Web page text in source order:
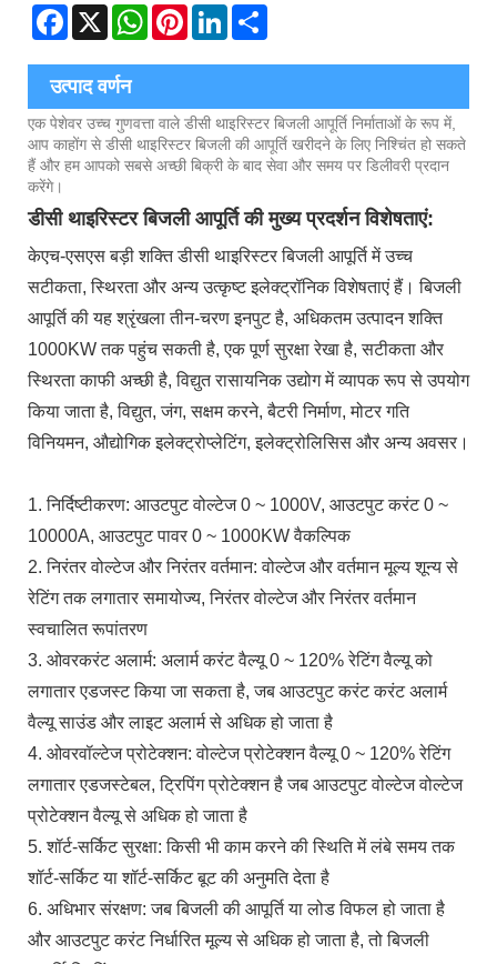
Facebook
X WhatsAppPinterestLinkedIn
उत्पाद वर्णन
एक पेशेवर उच्च गुणवत्ता वाले डीसी थाइरिस्टर बिजली आपूर्ति निर्माताओं के रूप में,
आप काहोंग से डीसी थाइरिस्टर बिजली की आपूर्ति खरीदने के लिए निश्चिंत हो सकते
हैं और हम आपको सबसे अच्छी बिक्री के बाद सेवा और समय पर डिलीवरी प्रदान
करेंगे।
डीसी थाइरिस्टर बिजली आपूर्ति की मुख्य प्रदर्शन विशेषताएं:
केएच-एसएस बड़ी शक्ति डीसी थाइरिस्टर बिजली आपूर्ति में उच्च
सटीकता, स्थिरता और अन्य उत्कृष्ट इलेक्ट्रॉनिक विशेषताएं हैं। बिजली
आपूर्ति की यह श्रृंखला तीन-चरण इनपुट है, अधिकतम उत्पादन शक्ति
1000KW तक पहुंच सकती है, एक पूर्ण सुरक्षा रेखा है, सटीकता और
स्थिरता काफी अच्छी है, विद्युत रासायनिक उद्योग में व्यापक रूप से उपयोग
किया जाता है, विद्युत, जंग, सक्षम करने, बैटरी निर्माण, मोटर गति
विनियमन, औद्योगिक इलेक्ट्रोप्लेटिंग, इलेक्ट्रोलिसिस और अन्य अवसर।
1. निर्दिष्टीकरण: आउटपुट वोल्टेज 0 ~ 1000V, आउटपुट करंट 0 ~
10000A, आउटपुट पावर 0 ~ 1000KW वैकल्पिक
2. निरंतर वोल्टेज और निरंतर वर्तमान: वोल्टेज और वर्तमान मूल्य शून्य से
रेटिंग तक लगातार समायोज्य, निरंतर वोल्टेज और निरंतर वर्तमान
स्वचालित रूपांतरण
3. ओवरकरंट अलार्म: अलार्म करंट वैल्यू 0 ~ 120% रेटिंग वैल्यू को
लगातार एडजस्ट किया जा सकता है, जब आउटपुट करंट करंट अलार्म
वैल्यू साउंड और लाइट अलार्म से अधिक हो जाता है
4. ओवरवॉल्टेज प्रोटेक्शन: वोल्टेज प्रोटेक्शन वैल्यू 0 ~ 120% रेटिंग
लगातार एडजस्टेबल, ट्रिपिंग प्रोटेक्शन है जब आउटपुट वोल्टेज वोल्टेज
प्रोटेक्शन वैल्यू से अधिक हो जाता है
5. शॉर्ट-सर्किट सुरक्षा: किसी भी काम करने की स्थिति में लंबे समय तक
शॉर्ट-सर्किट या शॉर्ट-सर्किट बूट की अनुमति देता है
6. अधिभार संरक्षण: जब बिजली की आपूर्ति या लोड विफल हो जाता है
और आउटपुट करंट निर्धारित मूल्य से अधिक हो जाता है, तो बिजली